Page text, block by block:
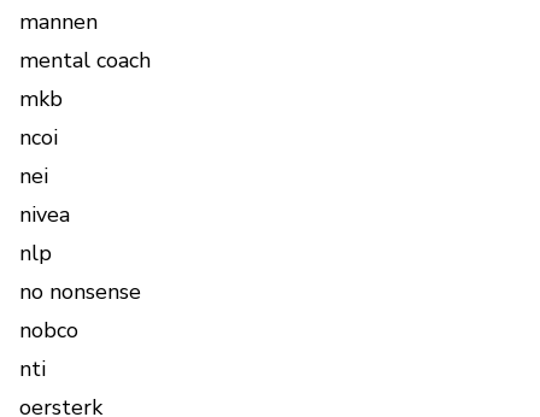
mannen
mental coach
mkb
ncoi
nei
nivea
nlp
no nonsense
nobco
nti
oersterk